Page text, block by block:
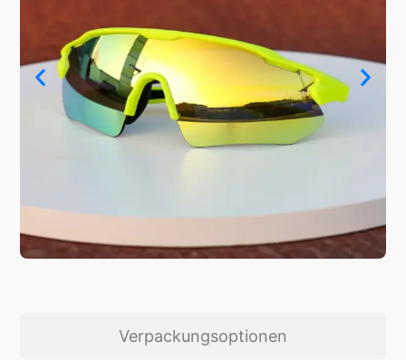
Verpackungsoptionen